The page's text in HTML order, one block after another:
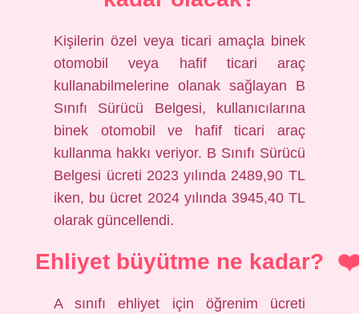
Kişilerin özel veya ticari amaçla binek
otomobil veya hafif ticari araç
kullanabilmelerine olanak sağlayan B
Sınıfı Sürücü Belgesi, kullanıcılarına
binek otomobil ve hafif ticari araç
kullanma hakkı veriyor. B Sınıfı Sürücü
Belgesi ücreti 2023 yılında 2489,90 TL
iken, bu ücret 2024 yılında 3945,40 TL
olarak güncellendi.
Ehliyet büyütme ne kadar?
A sınıfı ehliyet için öğrenim ücreti